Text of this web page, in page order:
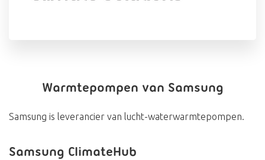
Warmtepompen van Samsung
Samsung is leverancier van lucht-waterwarmtepompen.
Samsung ClimateHub